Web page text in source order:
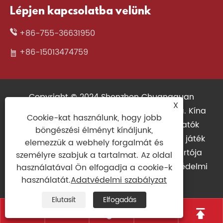
Lépjen kapcsolatba velünk
+86-755-36631950
+86-15013474759
Copyright © 2024 Shenzhen Chuangquan
Electronics Co., Ltd. Minden jog fenntartva. Kína
vezeték nélküli billentyűzet, 3D -s nyomtatók
beszállítója, mechanikus billentyűzetgyár, játék
egér, vékony billentyűzet, játékvezérlő gyártója
Links|Sitemap|RSS|XML|Adatvédelmi
szabályzat|

X
Cookie-kat használunk, hogy jobb
böngészési élményt kínáljunk,
elemezzük a webhely forgalmát és
személyre szabjuk a tartalmat. Az oldal
használatával Ön elfogadja a cookie-k
használatát.Adatvédelmi szabályzat
Elutasít Elfogadás